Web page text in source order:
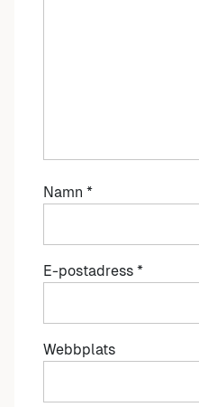
Namn *
E-postadress *
Webbplats